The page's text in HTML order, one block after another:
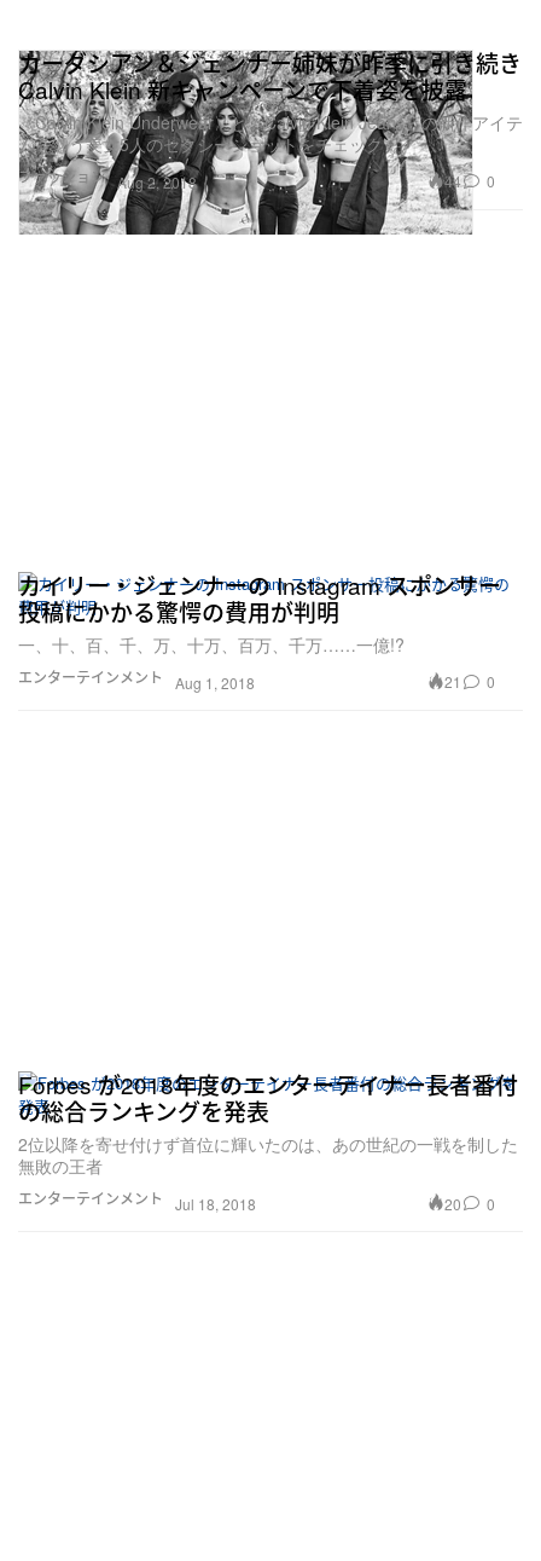
ファッション
カーダシアン＆ジェンナー姉妹が昨季に引き続き
Calvin Klein 新キャンペーンで下着姿を披露
〈Calvin Klein Underwear〉と〈Calvin Klein Jeans〉の新作アイテ
ムを纏う美女5人のセクシーショットをチェック
Aug 2, 2018 44 0
エンターテインメント
カイリー・ジェンナーの Instagram スポンサー
投稿にかかる驚愕の費用が判明
一、十、百、千、万、十万、百万、千万……一億!?
Aug 1, 2018 21 0
エンターテインメント
Forbes が2018年度のエンターテイナー長者番付
の総合ランキングを発表
2位以降を寄せ付けず首位に輝いたのは、あの世紀の一戦を制した
無敗の王者
Jul 18, 2018 20 0